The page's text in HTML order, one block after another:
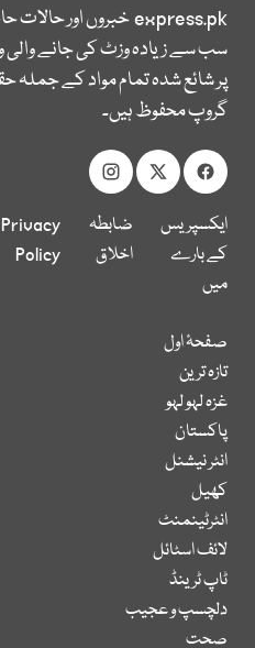
express.pkخبروں اور حالات
سب سے زیادہ وزٹ کی جانے
پر شائع شدہ تمام مواد کے جملہ
گروپ محفوظ ہیں۔
ایکسپریس
کے بارے
میں
ضابطہ
اخلاق
Privacy
Policy
صفحۂ اول
تازہ ترین
غزہ لہو لہو
پاکستان
انٹر نیشنل
کھیل
انٹرٹینمنٹ
لائف اسٹائل
ٹاپ ٹرینڈ
دلچسپ و عجیب
صحت